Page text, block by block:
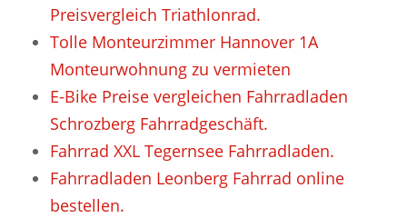
Preisvergleich Triathlonrad.
Tolle Monteurzimmer Hannover 1A
Monteurwohnung zu vermieten
E-Bike Preise vergleichen Fahrradladen
Schrozberg Fahrradgeschäft.
Fahrrad XXL Tegernsee Fahrradladen.
Fahrradladen Leonberg Fahrrad online
bestellen.